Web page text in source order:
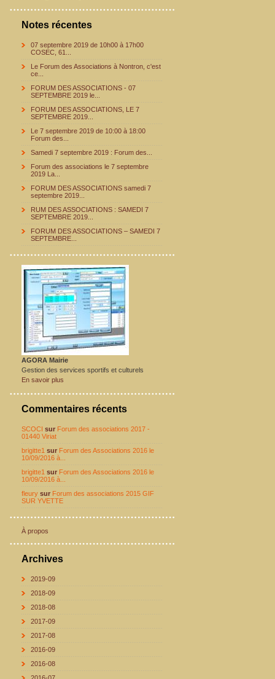
Notes récentes
07 septembre 2019 de 10h00 à 17h00
COSEC, 61...
Le Forum des Associations à Nontron, c'est
ce...
FORUM DES ASSOCIATIONS - 07
SEPTEMBRE 2019 le...
FORUM DES ASSOCIATIONS, LE 7
SEPTEMBRE 2019...
Le 7 septembre 2019 de 10:00 à 18:00
Forum des...
Samedi 7 septembre 2019 : Forum des...
Forum des associations le 7 septembre
2019 La...
FORUM DES ASSOCIATIONS samedi 7
septembre 2019...
RUM DES ASSOCIATIONS : SAMEDI 7
SEPTEMBRE 2019...
FORUM DES ASSOCIATIONS – SAMEDI 7
SEPTEMBRE...
AGORA Mairie
Gestion des services sportifs et culturels
En savoir plus
Commentaires récents
SCOCI sur Forum des associations 2017 -
01440 Viriat
brigitte1 sur Forum des Associations 2016 le
10/09/2016 à...
brigitte1 sur Forum des Associations 2016 le
10/09/2016 à...
fleury sur Forum des associations 2015 GIF
SUR YVETTE
À propos
Archives
2019-09
2018-09
2018-08
2017-09
2017-08
2016-09
2016-08